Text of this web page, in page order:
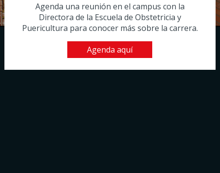
Agenda una reunión en el campus con la
Directora de la Escuela de Obstetricia y
Puericultura para conocer más sobre la carrera.
Agenda aquí